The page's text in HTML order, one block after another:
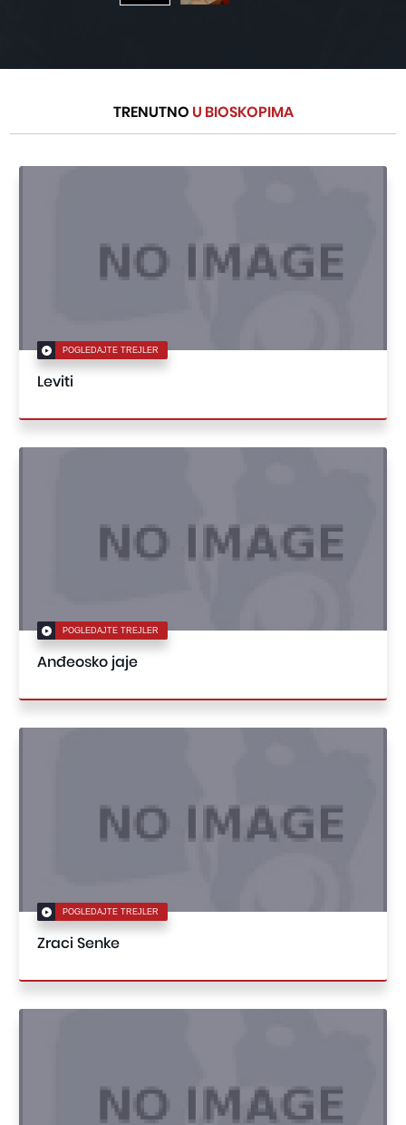
TRENUTNO U BIOSKOPIMA
POGLEDAJTE TREJLER
Leviti
POGLEDAJTE TREJLER
Anđeosko jaje
POGLEDAJTE TREJLER
Zraci Senke